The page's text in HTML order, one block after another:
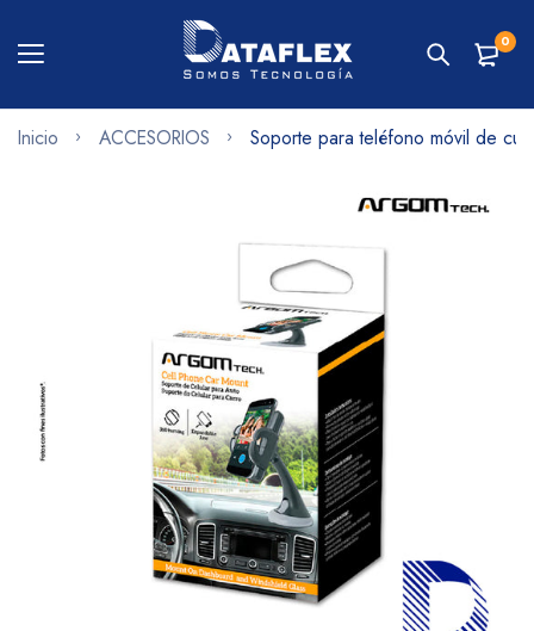
0
Inicio ACCESORIOS Soporte para teléfono móvil de